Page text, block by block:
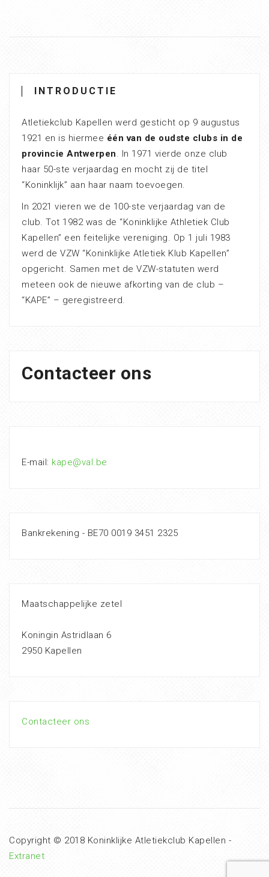
INTRODUCTIE
Atletiekclub Kapellen werd gesticht op 9 augustus
1921 en is hiermee één van de oudste clubs in de
provincie Antwerpen. In 1971 vierde onze club
haar 50-ste verjaardag en mocht zij de titel
“Koninklijk” aan haar naam toevoegen.
In 2021 vieren we de 100-ste verjaardag van de
club. Tot 1982 was de “Koninklijke Athletiek Club
Kapellen” een feitelijke vereniging. Op 1 juli 1983
werd de VZW “Koninklijke Atletiek Klub Kapellen”
opgericht. Samen met de VZW-statuten werd
meteen ook de nieuwe afkorting van de club –
“KAPE” – geregistreerd.
Contacteer ons
E-mail: kape@val.be
Bankrekening - BE70 0019 3451 2325
Maatschappelijke zetel
Koningin Astridlaan 6
2950 Kapellen
Contacteer ons
Copyright © 2018 Koninklijke Atletiekclub Kapellen -
Extranet